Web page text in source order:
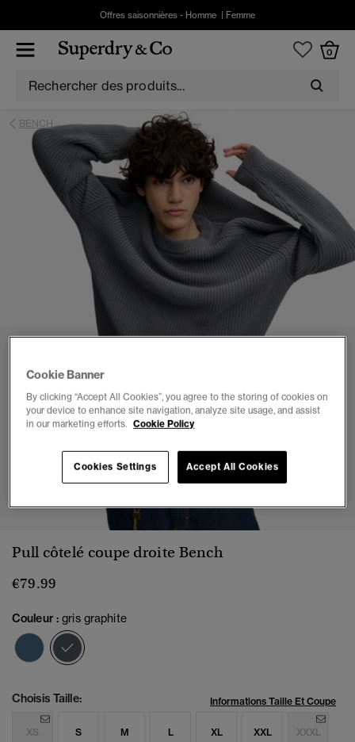
Offres saisonnières - Homme Femme
0
BENCH
1 2 3 4 5 6
Pull côtelé coupe droite Bench
€79.99
Couleur :gris graphite
Choisis Taille: Informations Taille Et Coupe
XS S M L XL XXL XXXL
Cookie Banner
By clicking “Accept All Cookies”, you agree to the storing of cookies on
your device to enhance site navigation, analyze site usage, and assist
in our marketing efforts. Cookie Policy
Cookies Settings Accept All Cookies